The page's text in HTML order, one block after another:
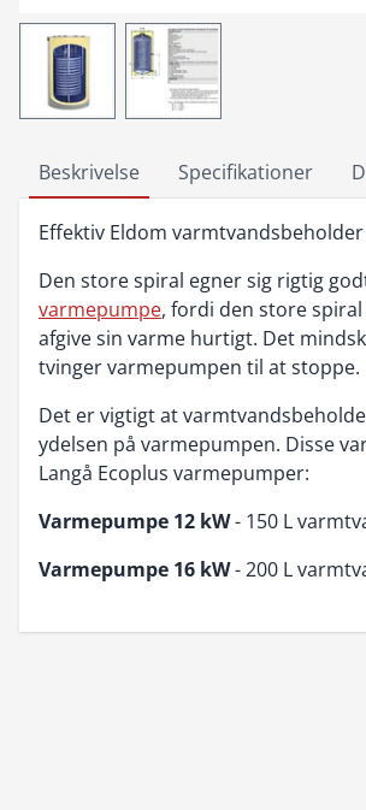
Beskrivelse Specifikationer
Effektiv Eldom
Den store spiral egner sig rigtig
varmepumpe, fordi den store
afgive sin varme hurtigt. Det
tvinger varmepumpen til at stoppe.
Det er vigtigt at
ydelsen på varmepumpen. Disse
Langå Ecoplus varmepumper:
Varmepumpe 12 kW- 150 L
Varmepumpe 16 kW- 200 L